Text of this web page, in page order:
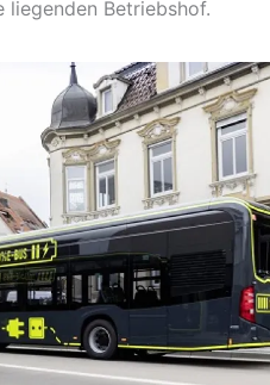
liegenden Betriebshof.